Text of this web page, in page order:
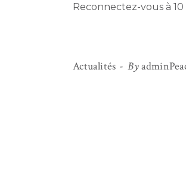
Reconnectez-vous à
Actualités By